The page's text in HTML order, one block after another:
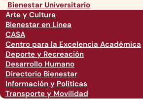
Bienestar Universitario
Arte y Cultura
Bienestar en Linea
CASA
Centro para la Excelencia Académica
Deporte y Recreación
Desarrollo Humano
Directorio Bienestar
Información y Políticas
Transporte y Movilidad